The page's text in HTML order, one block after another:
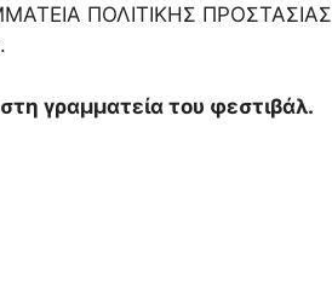
ΠΟΛΙΤΙΚΗΣ ΠΡΟΣΤΑΣΙΑΣ
γραμματεία του φεστιβάλ.